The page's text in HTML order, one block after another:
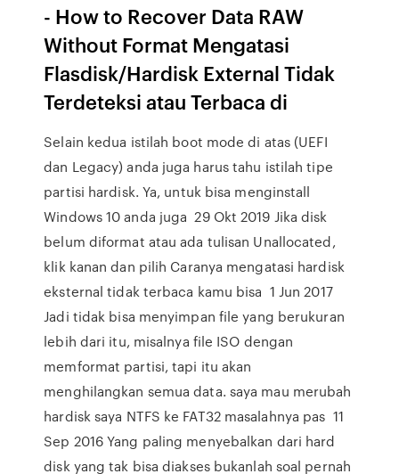
- How to Recover Data RAW
Without Format Mengatasi
Flasdisk/Hardisk External Tidak
Terdeteksi atau Terbaca di
Selain kedua istilah boot mode di atas (UEFI
dan Legacy) anda juga harus tahu istilah tipe
partisi hardisk. Ya, untuk bisa menginstall
Windows 10 anda juga 29 Okt 2019 Jika disk
belum diformat atau ada tulisan Unallocated,
klik kanan dan pilih Caranya mengatasi hardisk
eksternal tidak terbaca kamu bisa 1 Jun 2017
Jadi tidak bisa menyimpan file yang berukuran
lebih dari itu, misalnya file ISO dengan
memformat partisi, tapi itu akan
menghilangkan semua data. saya mau merubah
hardisk saya NTFS ke FAT32 masalahnya pas 11
Sep 2016 Yang paling menyebalkan dari hard
disk yang tak bisa diakses bukanlah soal pernah